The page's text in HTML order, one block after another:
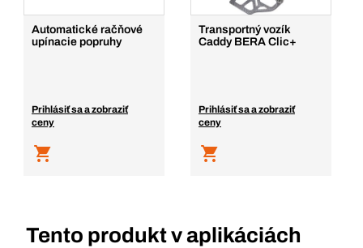
Automatické račňové
upínacie popruhy
Prihlásiť sa a zobraziť
ceny
Transportný vozík
Caddy BERA Clic+
Prihlásiť sa a zobraziť
ceny
Tento produkt v aplikáciách